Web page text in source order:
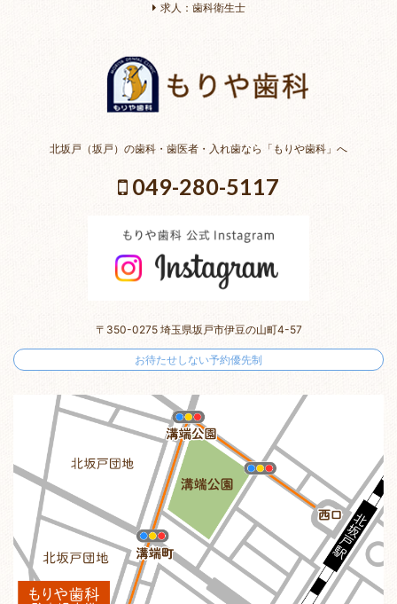
求人：歯科衛生士
北坂戸（坂戸）の歯科・歯医者・入れ歯なら「もりや歯科」へ
049-280-5117
〒350-0275 埼玉県坂戸市伊豆の山町4-57
お待たせしない予約優先制